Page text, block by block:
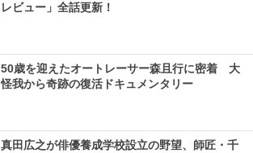
レビュー」全話更新！
50歳を迎えたオートレーサー森且行に密着 大
怪我から奇跡の復活ドキュメンタリー
真田広之が俳優養成学校設立の野望、師匠・千